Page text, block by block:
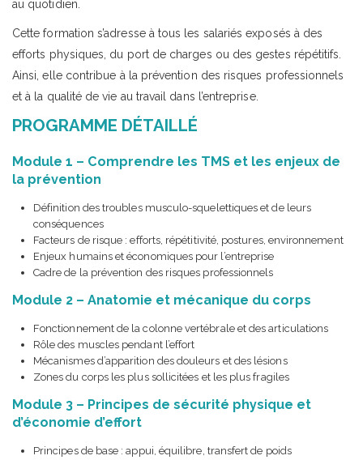
au quotidien.
Cette formation s’adresse à tous les salariés exposés à des
efforts physiques, du port de charges ou des gestes répétitifs.
Ainsi, elle contribue à la prévention des risques professionnels
et à la qualité de vie au travail dans l’entreprise.
PROGRAMME DÉTAILLÉ
Module 1 – Comprendre les TMS et les enjeux de
la prévention
Définition des troubles musculo-squelettiques et de leurs
conséquences
Facteurs de risque : efforts, répétitivité, postures, environnement
Enjeux humains et économiques pour l’entreprise
Cadre de la prévention des risques professionnels
Module 2 – Anatomie et mécanique du corps
Fonctionnement de la colonne vertébrale et des articulations
Rôle des muscles pendant l’effort
Mécanismes d’apparition des douleurs et des lésions
Zones du corps les plus sollicitées et les plus fragiles
Module 3 – Principes de sécurité physique et
d’économie d’effort
Principes de base : appui, équilibre, transfert de poids